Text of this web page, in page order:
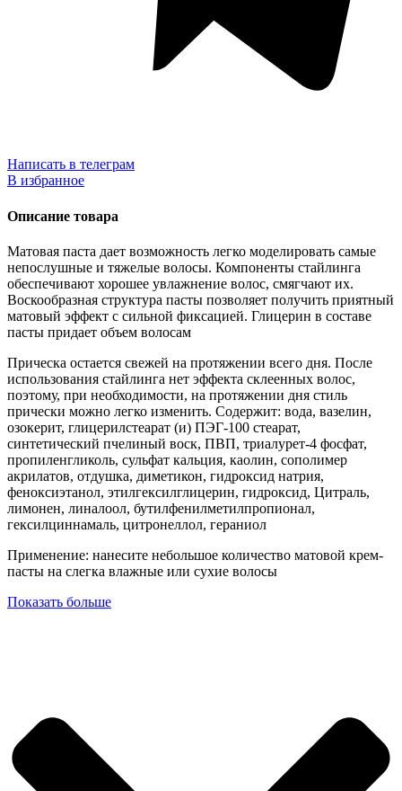
Написать в телеграм
В избранное
Описание товара
Матовая паста дает возможность легко моделировать самые
непослушные и тяжелые волосы. Компоненты стайлинга
обеспечивают хорошее увлажнение волос, смягчают их.
Воскообразная структура пасты позволяет получить приятный
матовый эффект с сильной фиксацией. Глицерин в составе
пасты придает объем волосам
Прическа остается свежей на протяжении всего дня. После
использования стайлинга нет эффекта склеенных волос,
поэтому, при необходимости, на протяжении дня стиль
прически можно легко изменить. Содержит: вода, вазелин,
озокерит, глицерилстеарат (и) ПЭГ-100 стеарат,
синтетический пчелиный воск, ПВП, триалурет-4 фосфат,
пропиленгликоль, сульфат кальция, каолин, сополимер
акрилатов, отдушка, диметикон, гидроксид натрия,
феноксиэтанол, этилгексилглицерин, гидроксид, Цитраль,
лимонен, линалоол, бутилфенилметилпропионал,
гексилциннамаль, цитронеллол, гераниол
Применение: нанесите небольшое количество матовой крем-
пасты на слегка влажные или сухие волосы
Показать больше